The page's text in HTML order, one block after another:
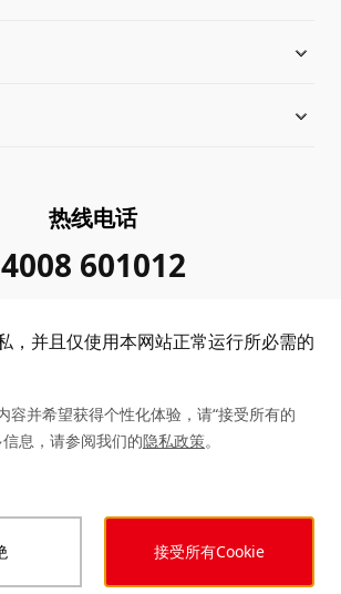
热线电话
4008 601012
© 2026 隆基绿能科技股份有限公司
商业行为准则
，并且仅使用本网站正常运行所必需的
容并希望获得个性化体验，请“接受所有的
息，请参阅我们的隐私政策。
接受所有Cookie